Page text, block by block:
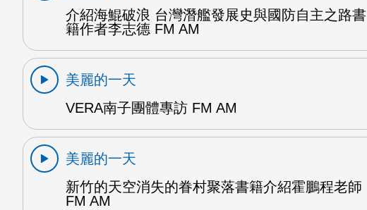
介紹海鯤破浪 台灣潛艦發展史與國防自主之路書
籍作者李志德 FM AM
美麗的一天
VERA南子團體專訪 FM AM
美麗的一天
新竹的天空消失的眷村聚落書籍介紹霍鵬程老師
FM AM